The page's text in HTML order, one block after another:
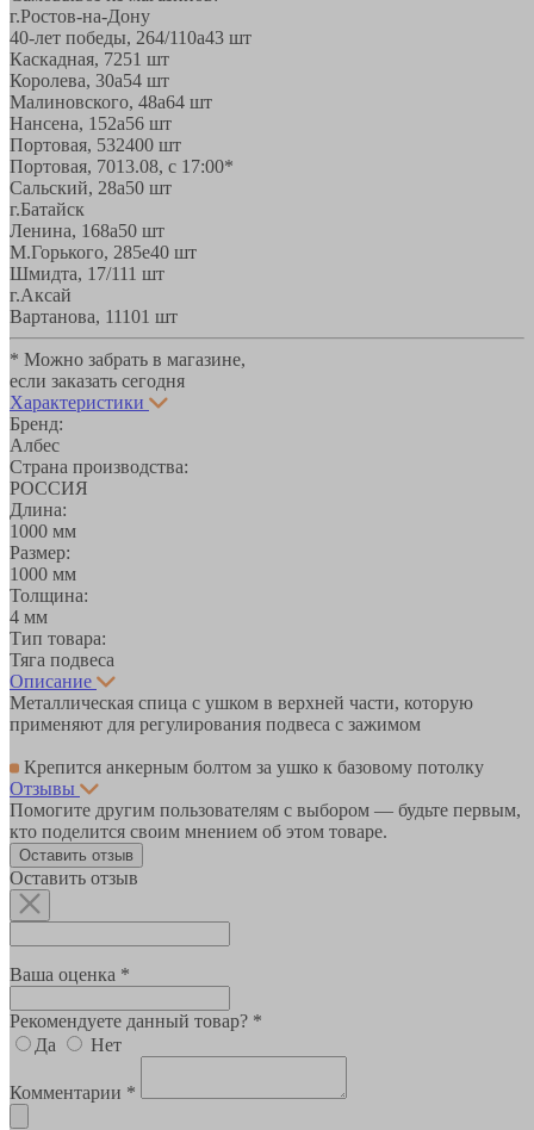
г.Ростов-на-Дону
40-лет победы, 264/110а43 шт
Каскадная, 7251 шт
Королева, 30а54 шт
Малиновского, 48а64 шт
Нансена, 152а56 шт
Портовая, 532400 шт
Портовая, 7013.08, с 17:00*
Сальский, 28a50 шт
г.Батайск
Ленина, 168а50 шт
М.Горького, 285е40 шт
Шмидта, 17/111 шт
г.Аксай
Вартанова, 11101 шт
* Можно забрать в магазине,
если заказать сегодня
Характеристики
Бренд:
Албес
Страна производства:
РОССИЯ
Длина:
1000 мм
Размер:
1000 мм
Толщина:
4 мм
Тип товара:
Тяга подвеса
Описание
Металлическая спица с ушком в верхней части, которую
применяют для регулирования подвеса с зажимом
Крепится анкерным болтом за ушко к базовому потолку
Отзывы
Помогите другим пользователям с выбором — будьте первым,
кто поделится своим мнением об этом товаре.
Оставить отзыв
Оставить отзыв
Ваша оценка *
Рекомендуете данный товар? *
Да
Нет
Комментарии *